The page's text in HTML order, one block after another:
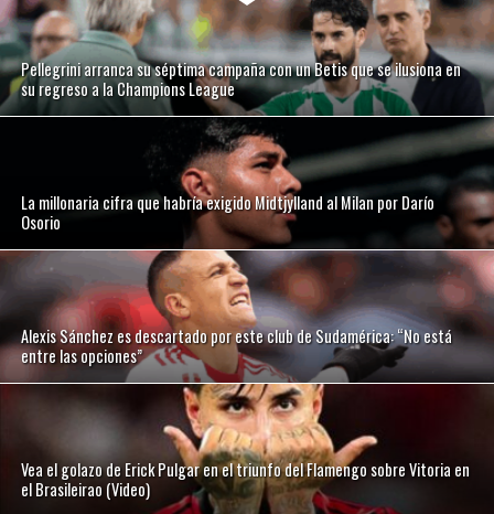
Pellegrini arranca su séptima campaña con un Betis que se ilusiona en
su regreso a la Champions League
La millonaria cifra que habría exigido Midtjylland al Milan por Darío
Osorio
Alexis Sánchez es descartado por este club de Sudamérica: “No está
entre las opciones”
Vea el golazo de Erick Pulgar en el triunfo del Flamengo sobre Vitoria en
el Brasileirao (Video)